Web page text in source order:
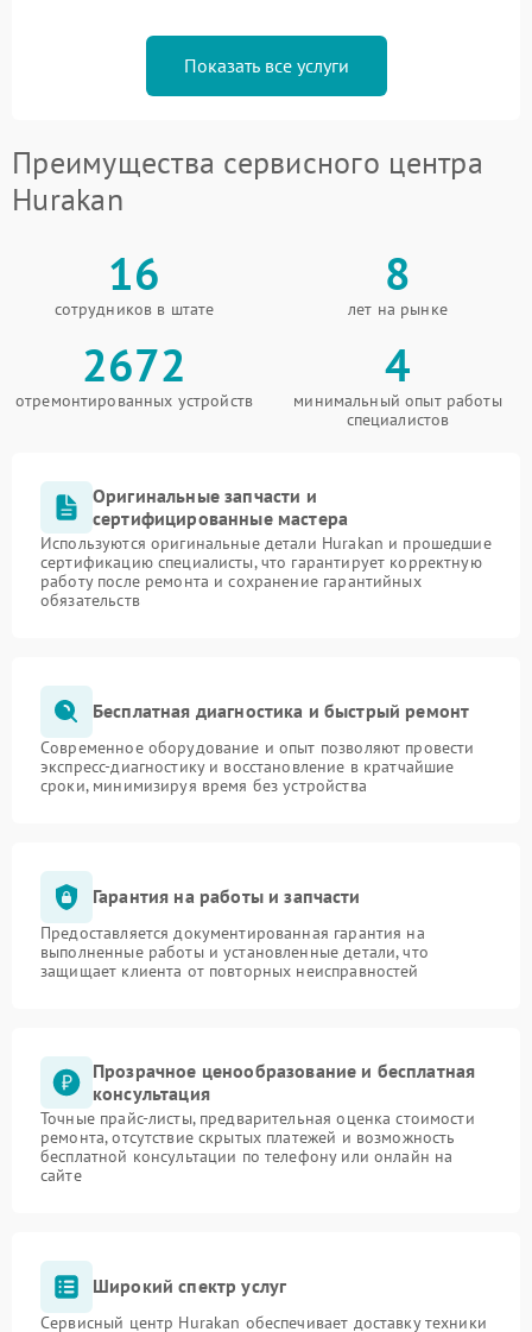
Показать все услуги
Преимущества сервисного центра
Hurakan
16
сотрудников в штате
8
лет на рынке
2672
отремонтированных устройств
4
минимальный опыт работы
специалистов
Оригинальные запчасти и
сертифицированные мастера
Используются оригинальные детали Hurakan и прошедшие
сертификацию специалисты, что гарантирует корректную
работу после ремонта и сохранение гарантийных
обязательств
Бесплатная диагностика и быстрый ремонт
Современное оборудование и опыт позволяют провести
экспресс-диагностику и восстановление в кратчайшие
сроки, минимизируя время без устройства
Гарантия на работы и запчасти
Предоставляется документированная гарантия на
выполненные работы и установленные детали, что
защищает клиента от повторных неисправностей
Прозрачное ценообразование и бесплатная
консультация
Точные прайс-листы, предварительная оценка стоимости
ремонта, отсутствие скрытых платежей и возможность
бесплатной консультации по телефону или онлайн на
сайте
Широкий спектр услуг
Сервисный центр Hurakan обеспечивает доставку техники